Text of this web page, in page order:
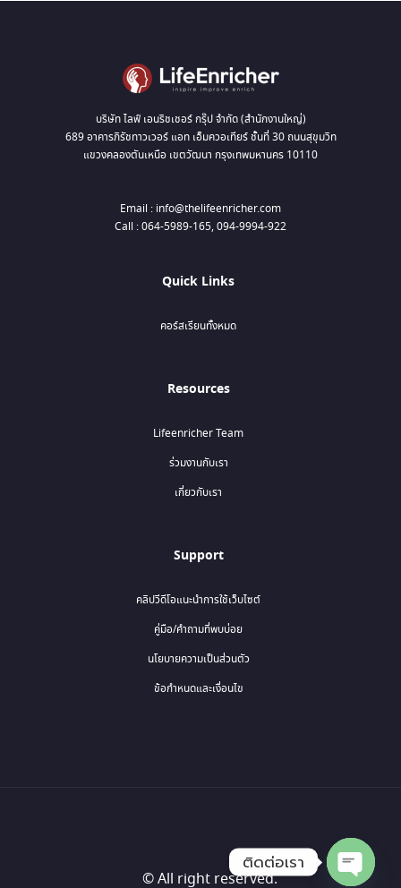
บริษัท ไลฟ์ เอนริชเชอร์ กรุ๊ป จำกัด (สำนักงานใหญ่)
689 อาคารภิรัชทาวเวอร์ แอท เอ็มควอเทียร์ ชั้นที่ 30 ถนนสุขุมวิท
แขวงคลองตันเหนือ เขตวัฒนา กรุงเทพมหานคร 10110
Email : info@thelifeenricher.com
Call : 064-5989-165, 094-9994-922
Quick Links
คอร์สเรียนทั้งหมด
Resources
Lifeenricher Team
ร่วมงานกับเรา
เกี่ยวกับเรา
Support
คลิปวีดีโอแนะนำการใช้เว็บไซต์
คู่มือ/คำถามที่พบบ่อย
นโยบายความเป็นส่วนตัว
ข้อกำหนดและเงื่อนไข
© All right reserved.
ติดต่อเรา